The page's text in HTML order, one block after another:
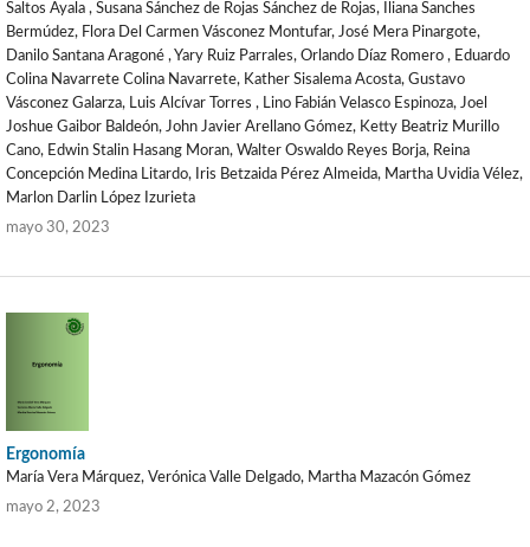
Saltos Ayala , Susana Sánchez de Rojas Sánchez de Rojas, Iliana Sanches
Bermúdez, Flora Del Carmen Vásconez Montufar, José Mera Pinargote,
Danilo Santana Aragoné , Yary Ruiz Parrales, Orlando Díaz Romero , Eduardo
Colina Navarrete Colina Navarrete, Kather Sisalema Acosta, Gustavo
Vásconez Galarza, Luis Alcívar Torres , Lino Fabián Velasco Espinoza, Joel
Joshue Gaibor Baldeón, John Javier Arellano Gómez, Ketty Beatriz Murillo
Cano, Edwin Stalin Hasang Moran, Walter Oswaldo Reyes Borja, Reina
Concepción Medina Litardo, Iris Betzaida Pérez Almeida, Martha Uvidia Vélez,
Marlon Darlin López Izurieta
mayo 30, 2023
Ergonomía
María Vera Márquez, Verónica Valle Delgado, Martha Mazacón Gómez
mayo 2, 2023